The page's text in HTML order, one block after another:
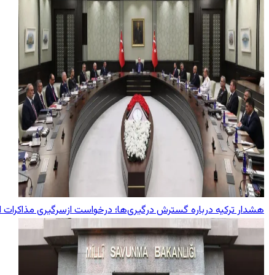
هشدار ترکیه درباره گسترش درگیری‌ها؛ درخواست ازسرگیری مذاکرات